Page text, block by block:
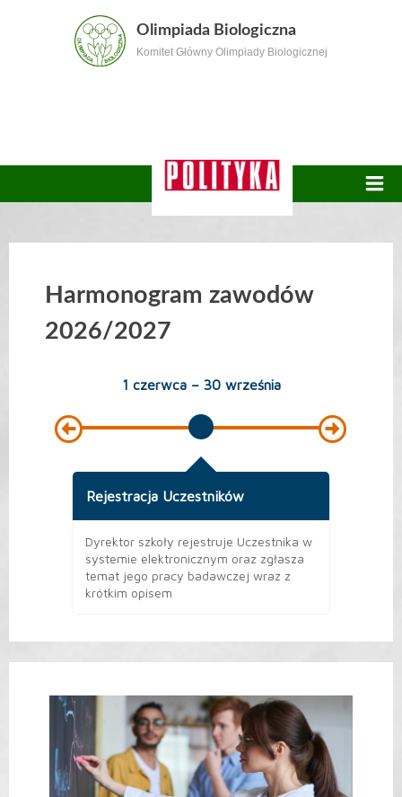
Olimpiada Biologiczna
Komitet Główny Olimpiady Biologicznej
Harmonogram zawodów
2026/2027
1 czerwca – 30 września
Rejestracja Uczestników
Dyrektor szkoły rejestruje Uczestnika w
systemie elektronicznym oraz zgłasza
temat jego pracy badawczej wraz z
krótkim opisem